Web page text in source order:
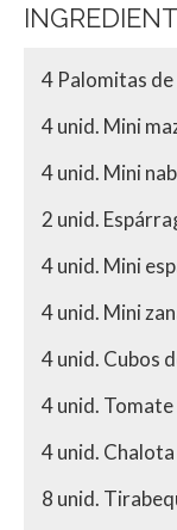
4 Palomitas de
4 unid. Mini
4 unid. Mini
2 unid.
4 unid. Mini
4 unid. Mini
4 unid. Cubos
4 unid.
4 unid. Chalota
8 unid.